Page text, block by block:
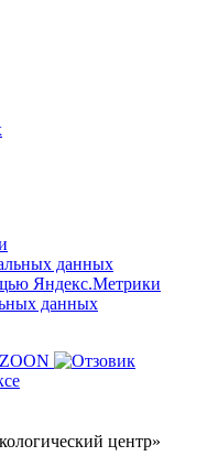
данных
Яндекс.Метрики
данных
центр»